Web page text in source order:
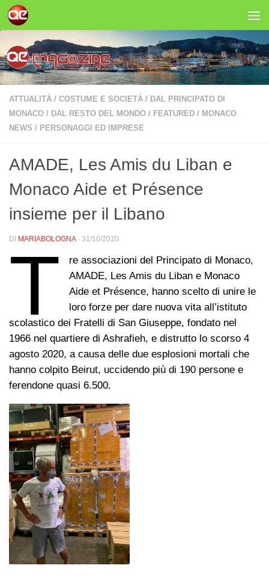
Salta al contenuto
ATTUALITÀ / COSTUME E SOCIETÀ / DAL PRINCIPATO DI
MONACO / DAL RESTO DEL MONDO / FEATURED / MONACO
NEWS / PERSONAGGI ED IMPRESE
AMADE, Les Amis du Liban e
Monaco Aide et Présence
insieme per il Libano
DI MARIABOLOGNA · 31/10/2020
T
re associazioni del Principato di Monaco,
AMADE, Les Amis du Liban e Monaco
Aide et Présence, hanno scelto di unire le
loro forze per dare nuova vita all’istituto
scolastico dei Fratelli di San Giuseppe, fondato nel
1966 nel quartiere di Ashrafieh, e distrutto lo scorso 4
agosto 2020, a causa delle due esplosioni mortali che
hanno colpito Beirut, uccidendo più di 190 persone e
ferendone quasi 6.500.